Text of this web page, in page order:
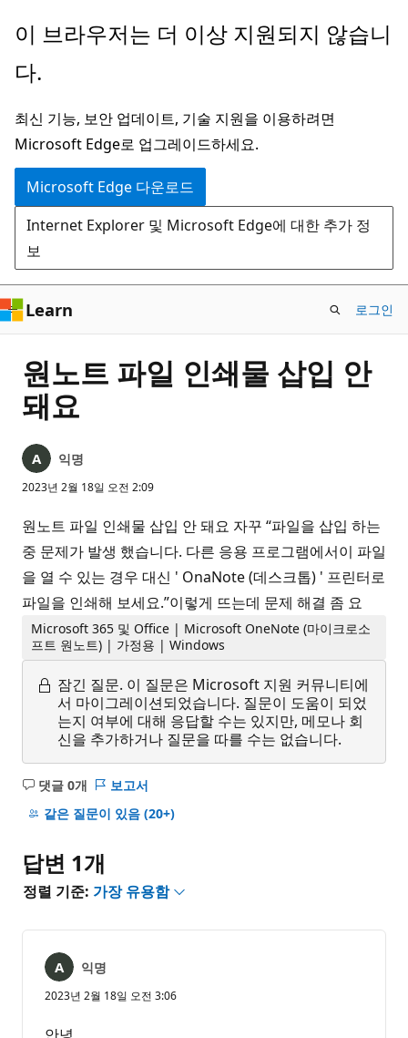
주
콘
츠
로
건
너
뛰
기
이 브라우저는 더 이상 지원되지 않습니
다.
최신 기능, 보안 업데이트, 기술 지원을 이용하려면
Microsoft Edge로 업그레이드하세요.
Microsoft Edge 다운로드
Internet Explorer 및 Microsoft Edge에 대한 추가 정
보
Learn 로그인
원노트 파일 인쇄물 삽입 안
돼요
익명
2023년 2월 18일 오전 2:09
원노트 파일 인쇄물 삽입 안 돼요 자꾸 “파일을 삽입 하는
중 문제가 발생 했습니다. 다른 응용 프로그램에서이 파일
을 열 수 있는 경우 대신 ' OnaNote (데스크톱) ' 프린터로
파일을 인쇄해 보세요.”이렇게 뜨는데 문제 해결 좀 요
Microsoft 365 및 Office | Microsoft OneNote (마이크로소
프트 원노트) | 가정용 | Windows
잠긴 질문. 이 질문은 Microsoft 지원 커뮤니티에
서 마이그레이션되었습니다. 질문이 도움이 되었
는지 여부에 대해 응답할 수는 있지만, 메모나 회
신을 추가하거나 질문을 따를 수는 없습니다.
댓글 0개
설
명
음
보고서
같은 질문이 있음 (20+)
답변 1개
정렬 기준: 가장 유용함
익명
2023년 2월 18일 오전 3:06
안녕